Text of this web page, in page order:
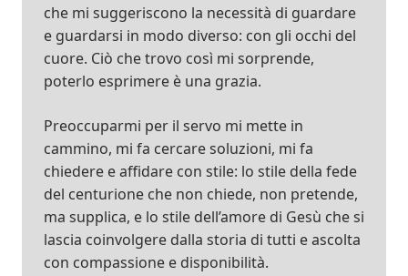
che mi suggeriscono la necessità di guardare
e guardarsi in modo diverso: con gli occhi del
cuore. Ciò che trovo così mi sorprende,
poterlo esprimere è una grazia.
Preoccuparmi per il servo mi mette in
cammino, mi fa cercare soluzioni, mi fa
chiedere e affidare con stile: lo stile della fede
del centurione che non chiede, non pretende,
ma supplica, e lo stile dell’amore di Gesù che si
lascia coinvolgere dalla storia di tutti e ascolta
con compassione e disponibilità.